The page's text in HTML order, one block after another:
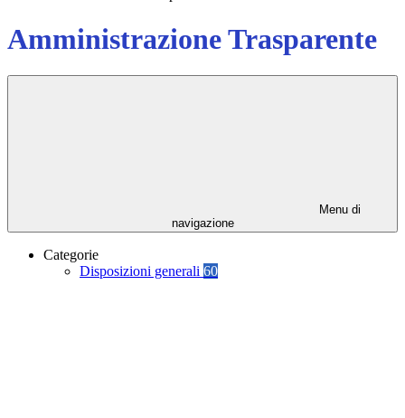
Amministrazione Trasparente
Menu di
navigazione
Categorie
Disposizioni generali 60